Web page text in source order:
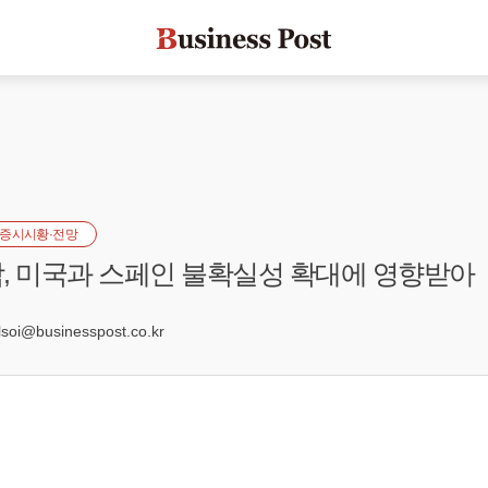
증시시황·전망
미국과 스페인 불확실성 확대에 영향받아